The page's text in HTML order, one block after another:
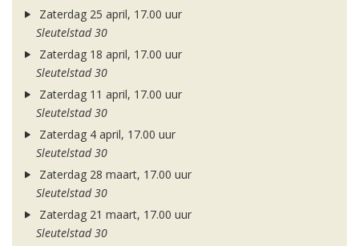
Zaterdag 25 april, 17.00 uur
Sleutelstad 30
Zaterdag 18 april, 17.00 uur
Sleutelstad 30
Zaterdag 11 april, 17.00 uur
Sleutelstad 30
Zaterdag 4 april, 17.00 uur
Sleutelstad 30
Zaterdag 28 maart, 17.00 uur
Sleutelstad 30
Zaterdag 21 maart, 17.00 uur
Sleutelstad 30